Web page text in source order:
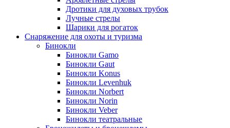
Дротики для духовых трубок
Лучные стрелы
Шарики для рогаток
Снаряжение для охоты и туризма
Бинокли
Бинокли Gamo
Бинокли Gaut
Бинокли Konus
Бинокли Levenhuk
Бинокли Norbert
Бинокли Norin
Бинокли Veber
Бинокли театральные